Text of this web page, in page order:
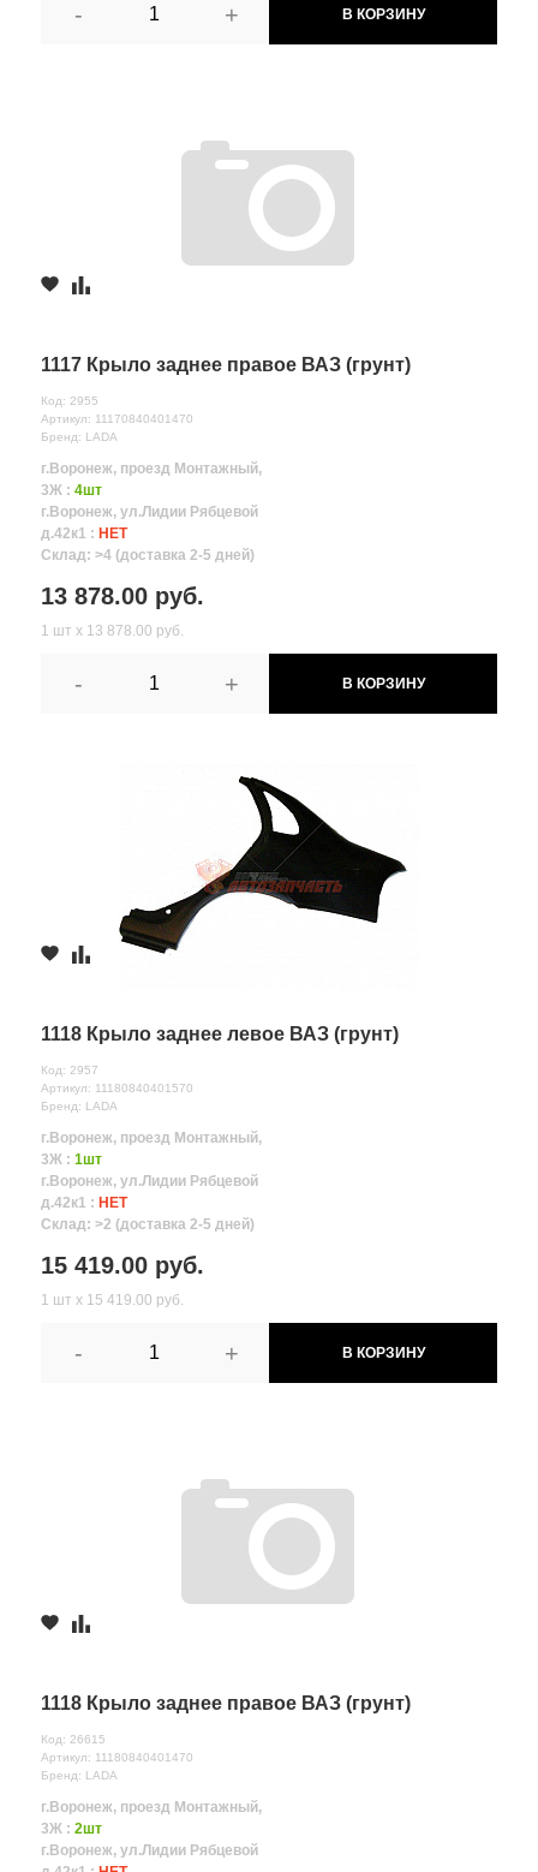
- + В КОРЗИНУ
1117 Крыло заднее правое ВАЗ (грунт)
Код: 2955
Артикул: 11170840401470
Бренд: LADA
г.Воронеж, проезд Монтажный,
3Ж : 4шт
г.Воронеж, ул.Лидии Рябцевой
д.42к1 : НЕТ
Склад: >4 (доставка 2-5 дней)
13 878.00 руб.
1 шт х 13 878.00 руб.
- + В КОРЗИНУ
1118 Крыло заднее левое ВАЗ (грунт)
Код: 2957
Артикул: 11180840401570
Бренд: LADA
г.Воронеж, проезд Монтажный,
3Ж : 1шт
г.Воронеж, ул.Лидии Рябцевой
д.42к1 : НЕТ
Склад: >2 (доставка 2-5 дней)
15 419.00 руб.
1 шт х 15 419.00 руб.
- + В КОРЗИНУ
1118 Крыло заднее правое ВАЗ (грунт)
Код: 26615
Артикул: 11180840401470
Бренд: LADA
г.Воронеж, проезд Монтажный,
3Ж : 2шт
г.Воронеж, ул.Лидии Рябцевой